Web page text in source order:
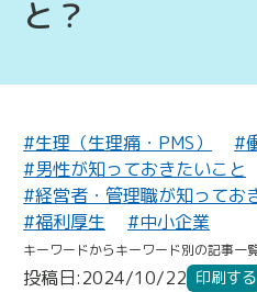
と？
#生理（生理痛・PMS）
#
#男性が知っておきたいこと
#経営者・管理職が知ってお
#福利厚生
#中小企業
キーワードからキーワード別の記事一
投稿日:2024/10/22 印刷する